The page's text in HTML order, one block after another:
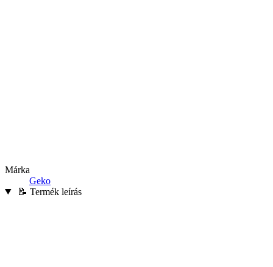
Márka
Geko
📝 Termék leírás